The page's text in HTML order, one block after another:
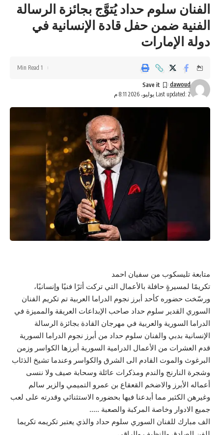
الفنان سلوم حداد يُتوَّج بجائزة الرسالة
الفنية ضمن حفل قادة الإنسانية في
دولة الإمارات
Last updated: 2 يوليو، 2026 8:11 م
dawoud
1 Min Read
متابعة تليسكوب من سفيان احمد
تكريمًا لمسيرةٍ حافلة بالأعمال التي تركت أثرًا فنيًا وإنسانيًا،
ورسّخت حضوره كأحد أبرز نجوم الدراما العربية تم تكريم الفنان
السوري القدير سلوم حداد صاحب الإبداعات العريقة والمميزة في
الدراما السورية والعربية في مهرجان القادة بجائزة الرسالة
الإنسانية بدبي والفنان سلوم حداد من أبرز نجوم الدراما السورية
قدم العشرات من الأعمال الدرامية السورية أبرزها الكواسر وزمن
البرغوث والموت القادم الى الشرق والكواسر وعندما تشيخ الذئاب
وشجرة النارنج والندم ومذكرات عائلة وسحابة صيف ولا ننسى
أعماله الأبرز والاضخم القعقاع بن عمرو التميمي والزير سالم
وغيرهن الكثير مما أبدعنا فيها بحضوره الاستثنائي وقدرته على لعب
جميع الادوار وخاصة المركبة والصعبة …..
الف مبارك للفنان السوري سلوم حداد والذي يعتبر تكريمه تكريما